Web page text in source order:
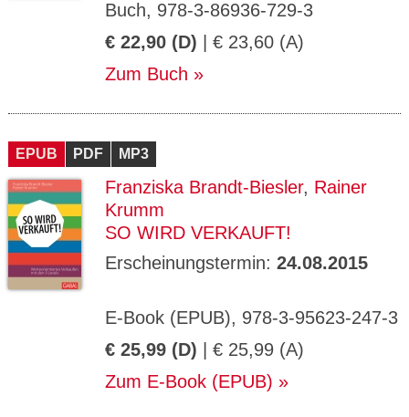
Buch, 978-3-86936-729-3
€ 22,90 (D) | € 23,60 (A)
Zum Buch
EPUB PDF MP3
Franziska Brandt-Biesler, Rainer
Krumm
SO WIRD VERKAUFT!
Erscheinungstermin: 24.08.2015
E-Book (EPUB), 978-3-95623-247-3
€ 25,99 (D) | € 25,99 (A)
Zum E-Book (EPUB)